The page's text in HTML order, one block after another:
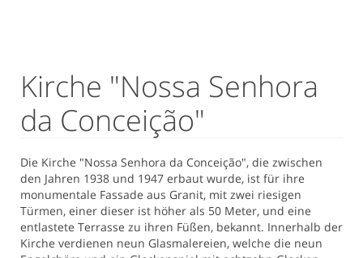
Kirche "Nossa Senhora
da Conceição"
Die Kirche "Nossa Senhora da Conceição", die zwischen
den Jahren 1938 und 1947 erbaut wurde, ist für ihre
monumentale Fassade aus Granit, mit zwei riesigen
Türmen, einer dieser ist höher als 50 Meter, und eine
entlastete Terrasse zu ihren Füßen, bekannt. Innerhalb der
Kirche verdienen neun Glasmalereien, welche die neun